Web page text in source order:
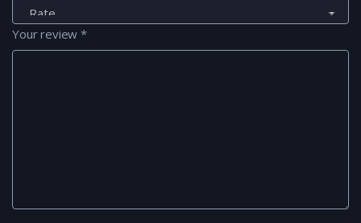
Your review*